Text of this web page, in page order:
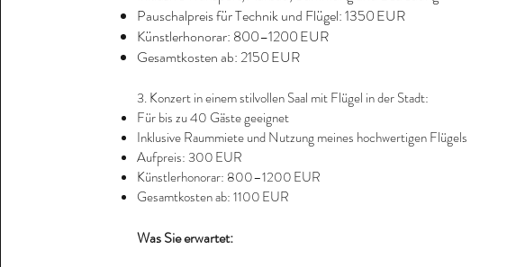
Pauschalpreis für Technik und Flügel: 1350 EUR
Künstlerhonorar: 800–1200 EUR
Gesamtkosten ab: 2150 EUR
3. Konzert in einem stilvollen Saal mit Flügel in der Stadt:
Für bis zu 40 Gäste geeignet
Inklusive Raummiete und Nutzung meines hochwertigen Flügels
Aufpreis: 300 EUR
Künstlerhonorar: 800–1200 EUR
Gesamtkosten ab: 1100 EUR
Was Sie erwartet: